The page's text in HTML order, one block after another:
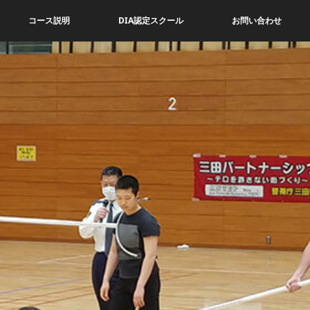
コース説明 DIA認定スクール お問い合わせ